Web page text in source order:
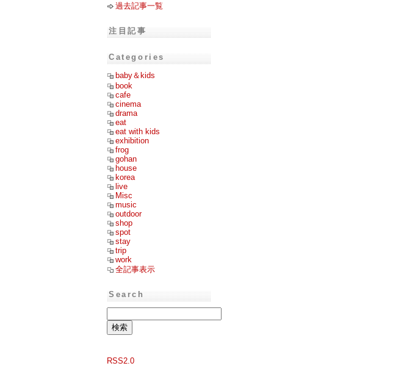
過去記事一覧
注目記事
Categories
baby＆kids
book
cafe
cinema
drama
eat
eat with kids
exhibition
frog
gohan
house
korea
live
Misc
music
outdoor
shop
spot
stay
trip
work
全記事表示
Search
RSS2.0